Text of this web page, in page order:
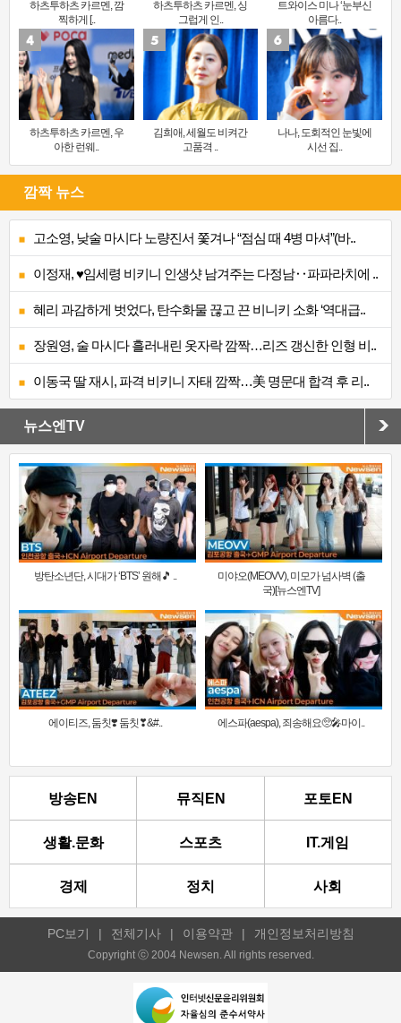
하츠투하츠 카르멘, 깜
찍하게 [..
하츠투하츠 카르멘, 싱
그럽게 인..
트와이스 미나 ‘눈부신
아름다..
하츠투하츠 카르멘, 우
아한 런웨..
김희애, 세월도 비켜간
고품격 ..
나나, 도회적인 눈빛에
시선 집..
깜짝 뉴스
고소영, 낮술 마시다 노량진서 쫓겨나 “점심 때 4병 마셔”(바..
이정재, ♥임세령 비키니 인생샷 남겨주는 다정남‥파파라치에 ..
혜리 과감하게 벗었다, 탄수화물 끊고 끈 비니키 소화 ‘역대급..
장원영, 술 마시다 흘러내린 옷자락 깜짝…리즈 갱신한 인형 비..
이동국 딸 재시, 파격 비키니 자태 깜짝…美 명문대 합격 후 리..
뉴스엔TV
방탄소년단, 시대가 ‘BTS’ 원해🎵 ..
미야오(MEOVV), 미모가 넘사벽 (출
국)[뉴스엔TV]
에이티즈, 둠칫❣️ 둠칫❣&#.. 에스파(aespa), 죄송해요🥺🎤마이..
방송EN 뮤직EN 포토EN
생활.문화 스포츠 IT.게임
경제 정치 사회
PC보기 | 전체기사 | 이용약관 | 개인정보처리방침
Copyright ⓒ 2004 Newsen. All rights reserved.